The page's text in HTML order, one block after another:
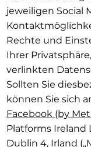
jeweiligen Social
Rechte und
Ihrer
verlinkten
Sollten Sie
können Sie sich
Facebook (by
Platforms Ireland
Dublin 4, Irland